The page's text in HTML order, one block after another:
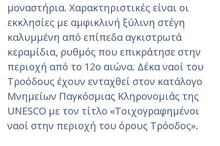
μοναστήρια. Χαρακτηριστικές είναι οι
εκκλησίες με αμφικλινή ξύλινη στέγη
καλυμμένη από επίπεδα αγκιστρωτά
κεραμίδια, ρυθμός που επικράτησε στην
περιοχή από το 12ο αιώνα. Δέκα ναοί του
Τροόδους έχουν ενταχθεί στον κατάλογο
Μνημείων Παγκόσμιας Κληρονομιάς της
UNESCO με τον τίτλο «Τοιχογραφημένοι
ναοί στην περιοχή του όρους Τρόοδος».